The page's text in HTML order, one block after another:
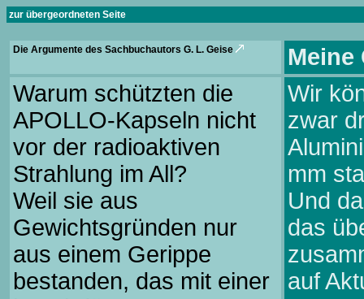
zur übergeordneten Seite
Die Argumente des Sachbuchautors G. L. Geise
Meine
Warum schützten die
APOLLO-Kapseln nicht
vor der radioaktiven
Strahlung im All?
Weil sie aus
Gewichtsgründen nur
aus einem Gerippe
bestanden, das mit einer
Wir
zwar
mm
Und
das
auf